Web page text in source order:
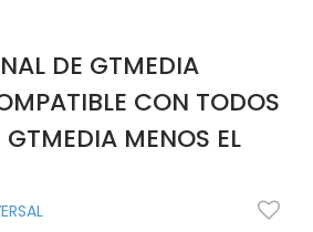
DE GTMEDIA
CON TODOS
GTMEDIA MENOS EL